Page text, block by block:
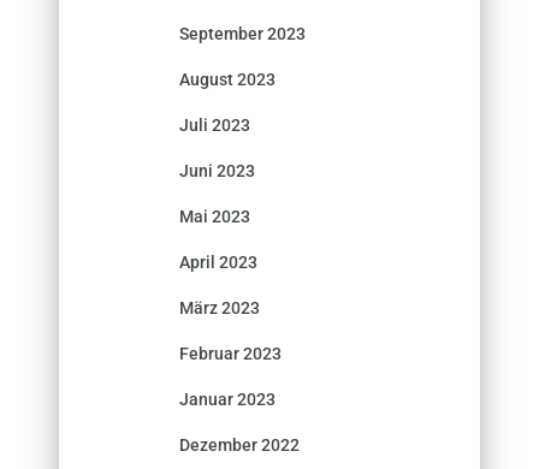
September 2023
August 2023
Juli 2023
Juni 2023
Mai 2023
April 2023
März 2023
Februar 2023
Januar 2023
Dezember 2022